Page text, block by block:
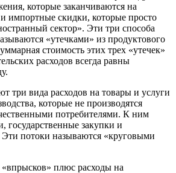
которые заканчиваются на
импортные скидки, которые просто
сектор». Эти три способа
«утечками» из продуктового
стоимость этих трех «утечек»
расходов всегда равны
три вида расходов на товары и услуги
которые не производятся
потребителями. К ним
государственные закупки и
потоки называются «круговыми
плюс расходы на